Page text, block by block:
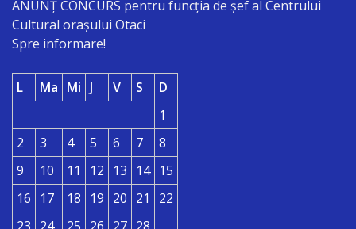
Declarații
de
avere
Achiziții
publice
Invitații
ANUNŢ CONCURS pentru funcţia de şef al Centrului
Cultural oraşului Otaci
Spre informare!
L Ma Mi J V S
D
1
2
3 4 5 6 7
8
9
10 11 12 13 14 15
16
17 18 19 20 21
22